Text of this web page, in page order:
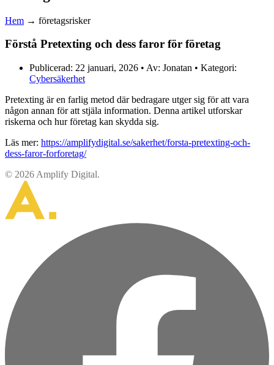
Hem → företagsrisker
Förstå Pretexting och dess faror för företag
Publicerad: 22 januari, 2026 • Av: Jonatan • Kategori:
Cybersäkerhet
Pretexting är en farlig metod där bedragare utger sig för att vara
någon annan för att stjäla information. Denna artikel utforskar
riskerna och hur företag kan skydda sig.
Läs mer: https://amplifydigital.se/sakerhet/forsta-pretexting-och-
dess-faror-forforetag/
© 2026 Amplify Digital.